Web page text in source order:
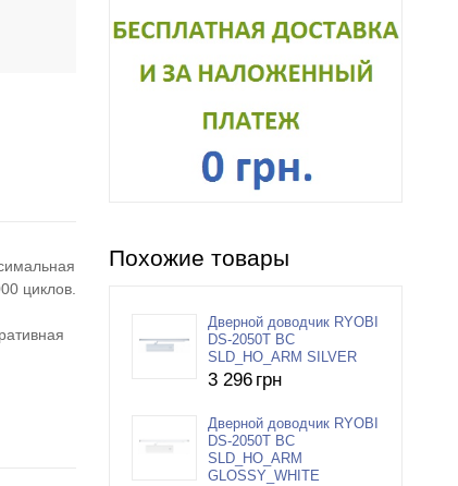
циклов.
Похожие товары
Дверной доводчик RYOBI
DS-2050T BC
SLD_HO_ARM SILVER
3 296 грн
Дверной доводчик RYOBI
DS-2050T BC
SLD_HO_ARM
GLOSSY_WHITE